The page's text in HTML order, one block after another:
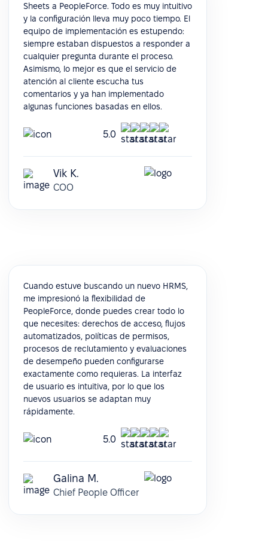
Sheets a PeopleForce. Todo es muy intuitivo
y la configuración lleva muy poco tiempo. El
equipo de implementación es estupendo:
siempre estaban dispuestos a responder a
cualquier pregunta durante el proceso.
Asimismo, lo mejor es que el servicio de
atención al cliente escucha tus
comentarios y ya han implementado
algunas funciones basadas en ellos.
5.0
Vik K.
COO
Cuando estuve buscando un nuevo HRMS,
me impresionó la flexibilidad de
PeopleForce, donde puedes crear todo lo
que necesites: derechos de acceso, flujos
automatizados, políticas de permisos,
procesos de reclutamiento y evaluaciones
de desempeño pueden configurarse
exactamente como requieras. La interfaz
de usuario es intuitiva, por lo que los
nuevos usuarios se adaptan muy
rápidamente.
5.0
Galina M.
Chief People Officer